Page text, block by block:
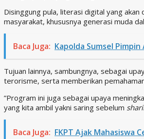
Disinggung pula, literasi digital yang
masyarakat, khususnya generasi muda
Baca Juga: Kapolda Sumsel
Tujuan lainnya, sambungnya, sebagai
terorisme, serta memberikan
”Program ini juga sebagai upaya
yang kita ambil yakni saring sebelum
Baca Juga: FKPT Ajak Mahasiswa